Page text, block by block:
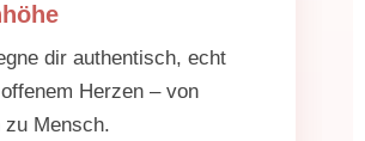
dir authentisch, echt
Herzen – von
zu Mensch.